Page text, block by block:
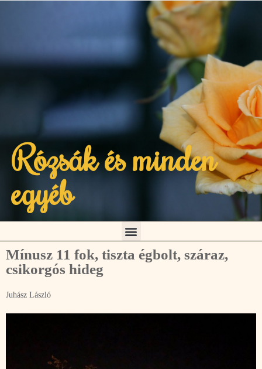
Rózsák és minden
egyéb
Mínusz 11 fok, tiszta égbolt, száraz,
csikorgós hideg
Juhász László